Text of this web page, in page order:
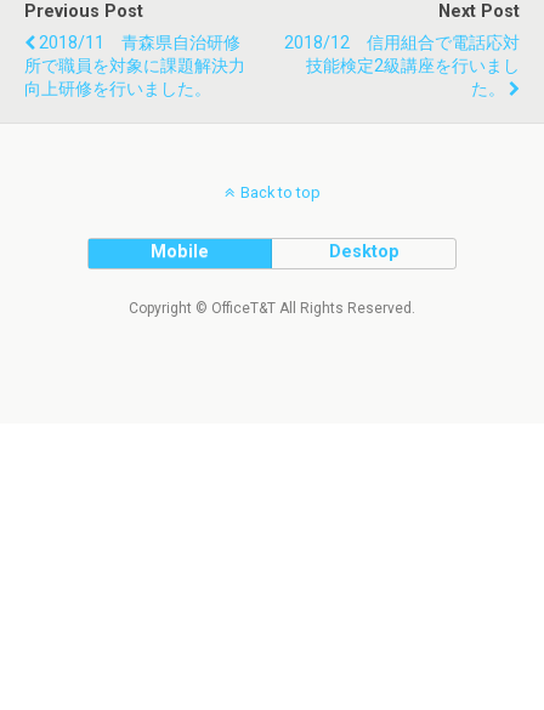
Previous Post
2018/11 青森県自治研修
所で職員を対象に課題解決力
向上研修を行いました。
Next Post
2018/12 信用組合で電話応対
技能検定2級講座を行いまし
た。
Back to top
Mobile Desktop
Copyright © OfficeT&T All Rights Reserved.